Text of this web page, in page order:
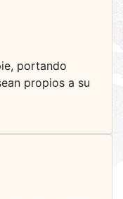
portando
propios a su